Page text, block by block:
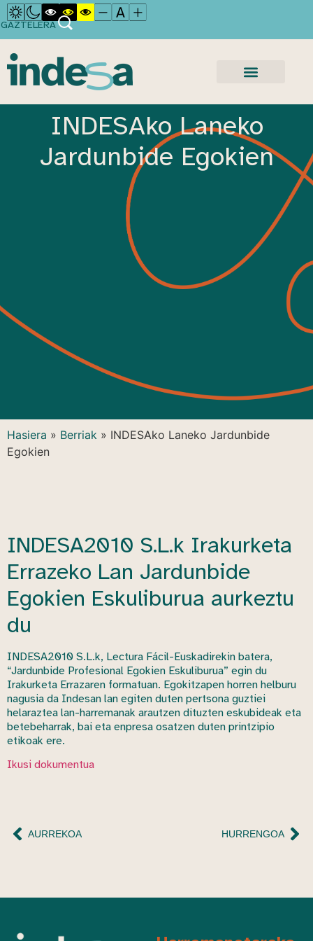
GAZTELERA
INDESAko Laneko
Jardunbide Egokien
Hasiera » Berriak » INDESAko Laneko Jardunbide
Egokien
INDESA2010 S.L.k Irakurketa
Errazeko Lan Jardunbide
Egokien Eskuliburua aurkeztu
du
INDESA2010 S.L.k, Lectura Fácil-Euskadirekin batera,
“Jardunbide Profesional Egokien Eskuliburua” egin du
Irakurketa Errazaren formatuan. Egokitzapen horren helburu
nagusia da Indesan lan egiten duten pertsona guztiei
helaraztea lan-harremanak arautzen dituzten eskubideak eta
betebeharrak, bai eta enpresa osatzen duten printzipio
etikoak ere.
Ikusi dokumentua
AURREKOA HURRENGOA